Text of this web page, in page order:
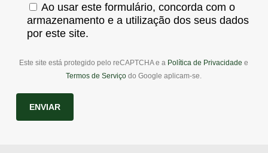
Ao usar este formulário, concorda com o
armazenamento e a utilização dos seus dados
por este site.
Este site está protegido pelo reCAPTCHA e a Política de Privacidade e
Termos de Serviço do Google aplicam-se.